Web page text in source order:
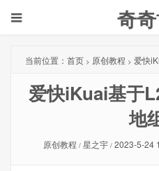
奇
当前位置： 首页 > 原创教程 > 爱快
爱快iKuai基于
地
原创教程 / 星之宇 / 2023-5-24